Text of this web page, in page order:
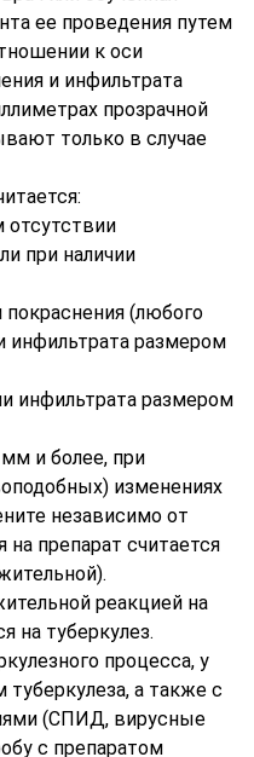
ее проведения путем
к оси
и инфильтрата
прозрачной
только в случае
отсутствии
при наличии
покраснения (любого
инфильтрата размером
инфильтрата размером
и более, при
изменениях
независимо от
препарат считается
реакцией на
туберкулез.
процесса, у
а также с
(СПИД, вирусные
с препаратом